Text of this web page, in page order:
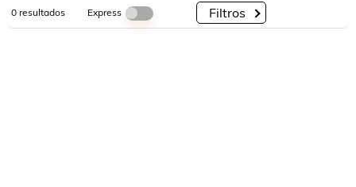
0resultados Express Filtros